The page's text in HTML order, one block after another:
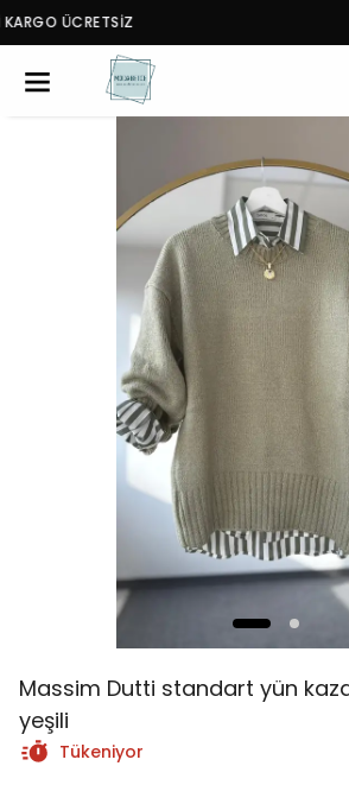
Massim Dutti standart yün
yeşili
Tükeniyor